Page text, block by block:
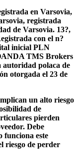
en Varsovia,
registrada
de Varsovia. 13?,
con el n?
inicial PLN
TMS Brokers
autoridad polaca de
otorgada el 23 de
un alto riesgo
de
pierden
Debe
funciona este
riesgo de perder